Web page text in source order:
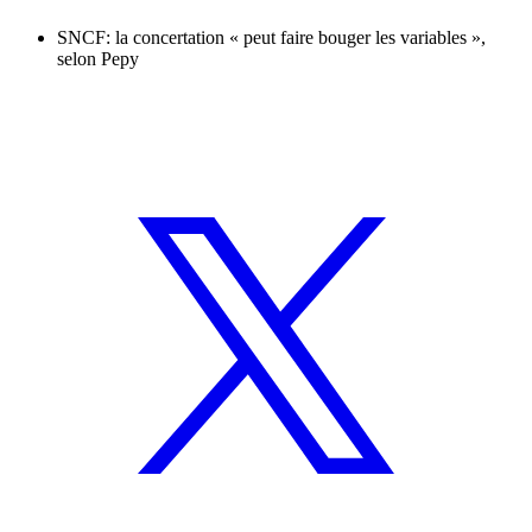
SNCF: la concertation « peut faire bouger les variables »,
selon Pepy